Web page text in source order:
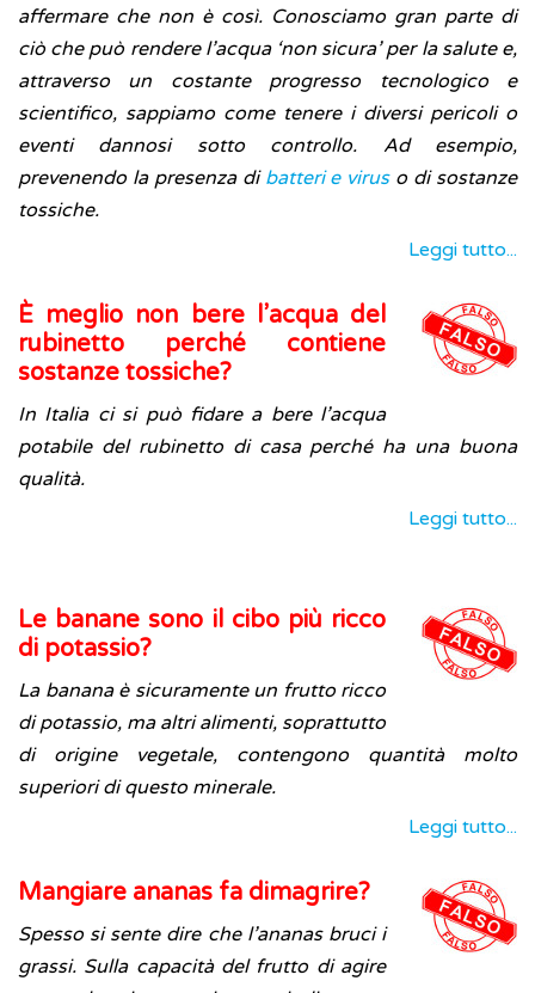
affermare che non è così. Conosciamo gran parte di
ciò che può rendere l’acqua ‘non sicura’ per la salute e,
attraverso un costante progresso tecnologico e
scientifico, sappiamo come tenere i diversi pericoli o
eventi dannosi sotto controllo. Ad esempio,
prevenendo la presenza di batteri e viruso di sostanze
tossiche.
Leggi tutto...
È meglio non bere l’acqua del
rubinetto perché contiene
sostanze tossiche?
In Italia ci si può fidare a bere l’acqua
potabile del rubinetto di casa perché ha una buona
qualità.
Leggi tutto...
Le banane sono il cibo più ricco
di potassio?
La banana è sicuramente un frutto ricco
di potassio, ma altri alimenti, soprattutto
di origine vegetale, contengono quantità molto
superiori di questo minerale.
Leggi tutto...
Mangiare ananas fa dimagrire?
Spesso si sente dire che l’ananas bruci i
grassi. Sulla capacità del frutto di agire